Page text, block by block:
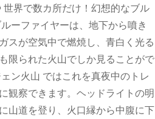
世界で数カ所だけ！幻想的なブル
ーファイヤーは、地下から噴き
スが空気中で燃焼し、青白く光る
限られた火山でしか見ることがで
ン火山 ではこれを真夜中のトレ
観察できます。ヘッドライトの明
山道を登り、火口縁から中腹に下